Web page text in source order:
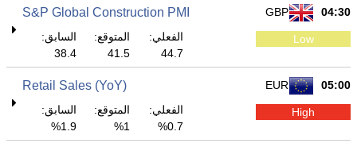
04:30
GBP
S&P Global Construction PMI
Low
الفعلي:
44.7
المتوقع:
41.5
السابق:
38.4
05:00
EUR
Retail Sales (YoY)
High
الفعلي:
0.7%
المتوقع:
1%
السابق:
1.9%